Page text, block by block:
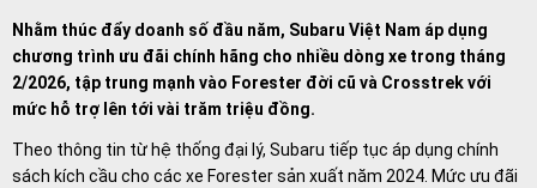
Nhằm thúc đẩy doanh số đầu năm, Subaru Việt Nam áp dụng
chương trình ưu đãi chính hãng cho nhiều dòng xe trong tháng
2/2026, tập trung mạnh vào Forester đời cũ và Crosstrek với
mức hỗ trợ lên tới vài trăm triệu đồng.
Theo thông tin từ hệ thống đại lý, Subaru tiếp tục áp dụng chính
sách kích cầu cho các xe Forester sản xuất năm 2024. Mức ưu đãi